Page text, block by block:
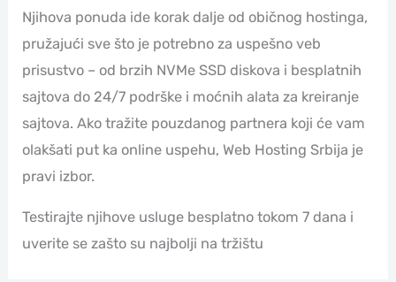
Njihova ponuda ide korak dalje od običnog hostinga,
pružajući sve što je potrebno za uspešno veb
prisustvo – od brzih NVMe SSD diskova i besplatnih
sajtova do 24/7 podrške i moćnih alata za kreiranje
sajtova. Ako tražite pouzdanog partnera koji će vam
olakšati put ka online uspehu, Web Hosting Srbija je
pravi izbor.
Testirajte njihove usluge besplatno tokom 7 dana i
uverite se zašto su najbolji na tržištu